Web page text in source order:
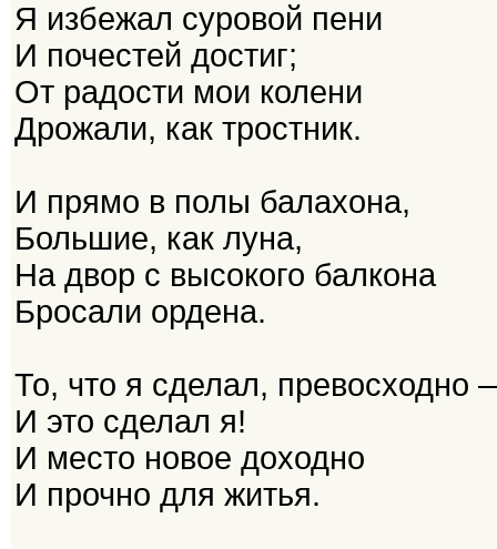
Я избежал суровой пени
И почестей достиг;
От радости мои колени
Дрожали, как тростник.
И прямо в полы балахона,
Большие, как луна,
На двор с высокого балкона
Бросали ордена.
То, что я сделал, превосходно
И это сделал я!
И место новое доходно
И прочно для житья.